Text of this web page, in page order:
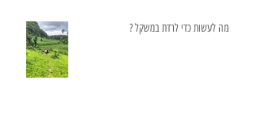
מה לעשות כדי לרדת במשקל ?